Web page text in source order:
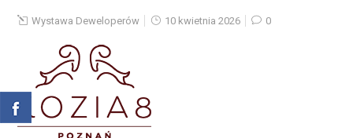
Wystawa Deweloperów 10 kwietnia 2026 0